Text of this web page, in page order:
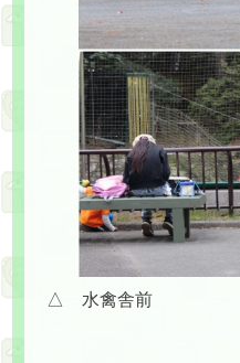
△ 水禽舎前